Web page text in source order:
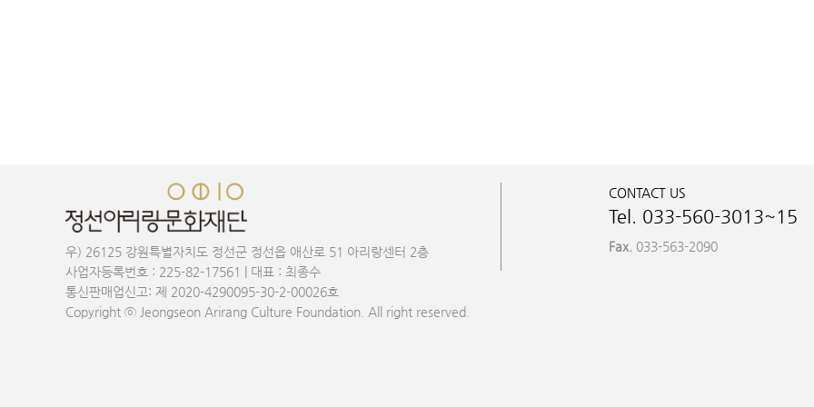
CONTACT US
Tel. 033-560-3013~15
Fax. 033-563-2090
우) 26125 강원특별자치도 정선군 정선읍 애산로 51 아리랑센터 2층
사업자등록번호 : 225-82-17561 | 대표 : 최종수
통신판매업신고: 제 2020-4290095-30-2-00026호
Copyright ⓒ Jeongseon Arirang Culture Foundation. All right reserved.